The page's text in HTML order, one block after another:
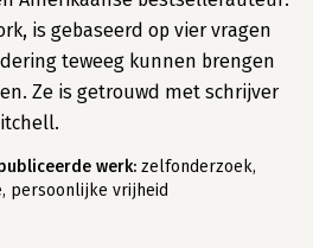
is gebaseerd op vier vragen
teweeg kunnen brengen
Ze is getrouwd met schrijver
werk: zelfonderzoek,
persoonlijke vrijheid